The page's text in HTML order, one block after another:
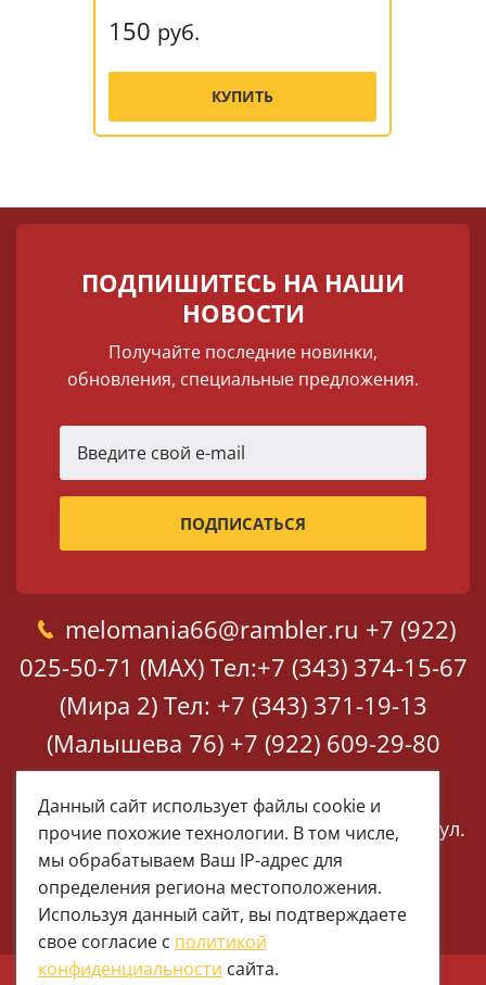
150 руб.
КУПИТЬ
ПОДПИШИТЕСЬ НА НАШИ
НОВОСТИ
Получайте последние новинки,
обновления, специальные предложения.
melomania66@rambler.ru +7 (922)
025-50-71 (MAX) Тел:+7 (343) 374-15-67
(Мира 2) Тел: +7 (343) 371-19-13
(Малышева 76) +7 (922) 609-29-80
(MAX)
Екатеринбург, ул. Мира 2
Екатеринбург, ул.
Малышева 76
Данный сайт использует файлы cookie и
прочие похожие технологии. В том числе,
мы обрабатываем Ваш IP-адрес для
определения региона местоположения.
Используя данный сайт, вы подтверждаете
свое согласие с политикой
конфиденциальности сайта.